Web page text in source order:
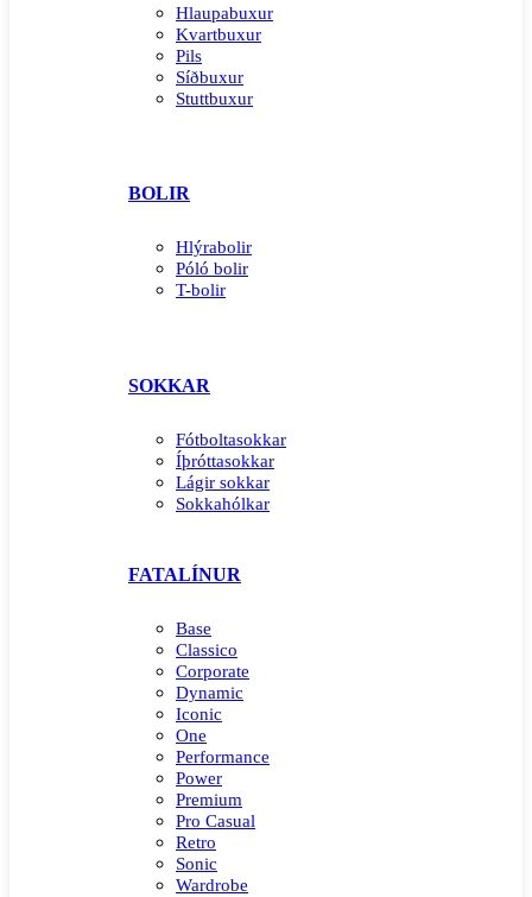
Hlaupabuxur
Kvartbuxur
Pils
Síðbuxur
Stuttbuxur
BOLIR
Hlýrabolir
Póló bolir
T-bolir
SOKKAR
Fótboltasokkar
Íþróttasokkar
Lágir sokkar
Sokkahólkar
FATALÍNUR
Base
Classico
Corporate
Dynamic
Iconic
One
Performance
Power
Premium
Pro Casual
Retro
Sonic
Wardrobe